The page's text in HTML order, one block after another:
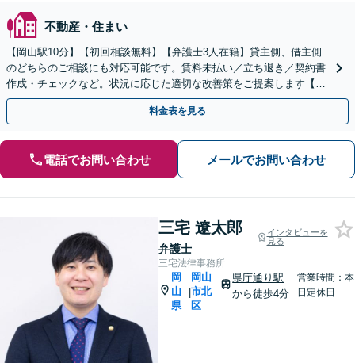
不動産・住まい
【岡山駅10分】【初回相談無料】【弁護士3人在籍】貸主側、借主側
のどちらのご相談にも対応可能です。賃料未払い／立ち退き／契約書
作成・チェックなど。状況に応じた適切な改善策をご提案します【土
日祝／夜間対応可】
料金表を見る
電話でお問い合わせ メールでお問い合わせ
三宅 遼太郎
弁護士
インタビューを
見る
三宅法律事務所
岡
山
県
|
岡山
市北
区
県庁通り駅
から徒歩4分
営業時間：本
日定休日